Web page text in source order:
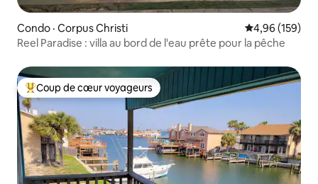
Condo · Corpus Christi Note
4,96 (159)
Reel Paradise : villa au bord de l'eau prête pour la pêche
Coup de cœur voyageurs parmi les plus aimés
Coup de cœur voyageurs